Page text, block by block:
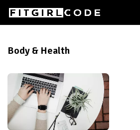
Body & Health